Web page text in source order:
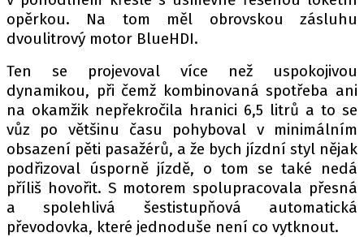
opěrkou. Na tom měl obrovskou zásluhu
dvoulitrový motor BlueHDI.
Ten se projevoval více než uspokojivou
dynamikou, při čemž kombinovaná spotřeba ani
na okamžik nepřekročila hranici 6,5 litrů a to se
vůz po většinu času pohyboval v minimálním
obsazení pěti pasažérů, a že bych jízdní styl nějak
podřizoval úsporně jízdě, o tom se také nedá
příliš hovořit. S motorem spolupracovala přesná
a spolehlivá šestistupňová automatická
převodovka, které jednoduše není co vytknout.